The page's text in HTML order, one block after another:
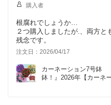
購入者
根腐れでしょうか…
２つ購入しましたが.、両方と
残念です。
注文日：2026/04/17
カーネーション7号鉢
鉢！』2026年【カーネ